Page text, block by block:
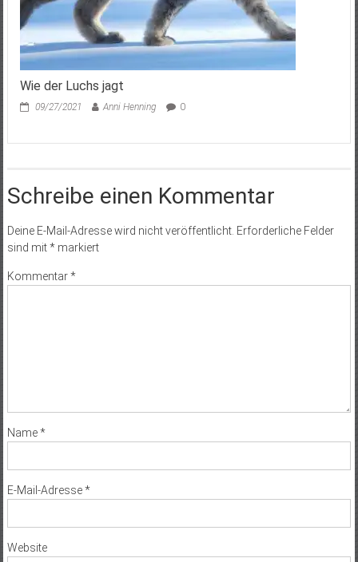
Wie der Luchs jagt
09/27/2021 Anni Henning 0
Schreibe einen Kommentar
Deine E-Mail-Adresse wird nicht veröffentlicht. Erforderliche Felder
sind mit*markiert
Kommentar*
Name*
E-Mail-Adresse*
Website